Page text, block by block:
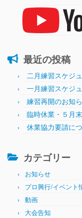
最近の投稿
二月練習スケジ
一月練習スケジ
練習再開のお知
臨時休業・５月
休業協力要請に
カテゴリー
お知らせ
プロ興行/イベント
動画
大会告知